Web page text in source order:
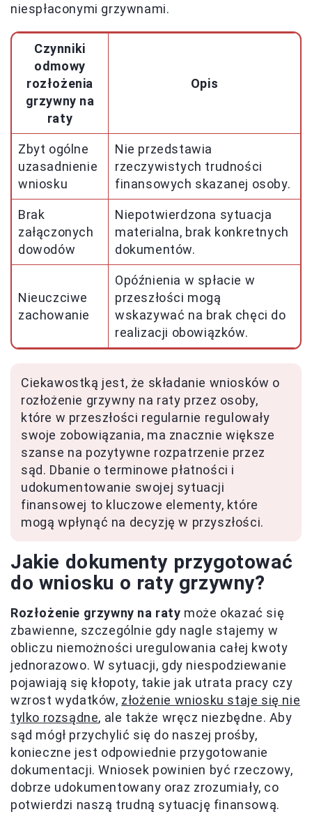
niespłaconymi grzywnami.
Czynniki
odmowy
rozłożenia
grzywny na
raty
Opis
Zbyt ogólne
uzasadnienie
wniosku
Nie przedstawia
rzeczywistych trudności
finansowych skazanej osoby.
Brak
załączonych
dowodów
Niepotwierdzona sytuacja
materialna, brak konkretnych
dokumentów.
Nieuczciwe
zachowanie
Opóźnienia w spłacie w
przeszłości mogą
wskazywać na brak chęci do
realizacji obowiązków.
Ciekawostką jest, że składanie wniosków o
rozłożenie grzywny na raty przez osoby,
które w przeszłości regularnie regulowały
swoje zobowiązania, ma znacznie większe
szanse na pozytywne rozpatrzenie przez
sąd. Dbanie o terminowe płatności i
udokumentowanie swojej sytuacji
finansowej to kluczowe elementy, które
mogą wpłynąć na decyzję w przyszłości.
Jakie dokumenty przygotować
do wniosku o raty grzywny?
Rozłożenie grzywny na raty może okazać się
zbawienne, szczególnie gdy nagle stajemy w
obliczu niemożności uregulowania całej kwoty
jednorazowo. W sytuacji, gdy niespodziewanie
pojawiają się kłopoty, takie jak utrata pracy czy
wzrost wydatków, złożenie wniosku staje się nie
tylko rozsądne, ale także wręcz niezbędne. Aby
sąd mógł przychylić się do naszej prośby,
konieczne jest odpowiednie przygotowanie
dokumentacji. Wniosek powinien być rzeczowy,
dobrze udokumentowany oraz zrozumiały, co
potwierdzi naszą trudną sytuację finansową.